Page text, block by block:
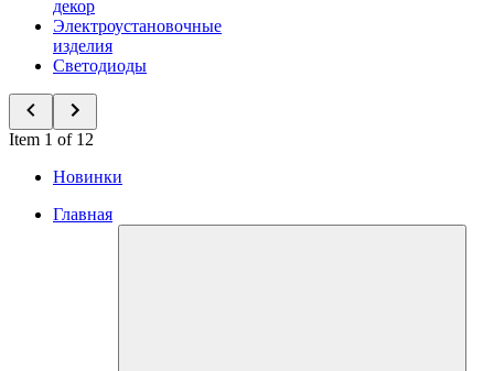
декор
Электроустановочные
изделия
Светодиоды
Item 1 of 12
Новинки
Главная